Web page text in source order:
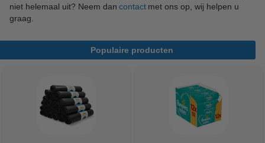
niet helemaal uit? Neem dan contact met ons op, wij helpen u
graag.
Populaire producten